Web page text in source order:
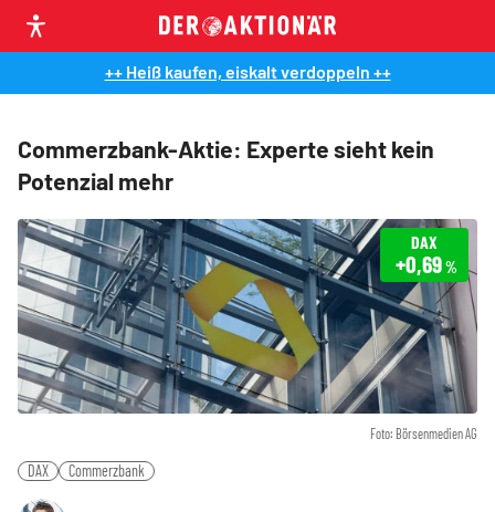
++ Heiß kaufen, eiskalt verdoppeln ++
Commerzbank-Aktie: Experte sieht kein
Potenzial mehr
Foto: Börsenmedien AG
DAX
+0,69%
DAX Commerzbank